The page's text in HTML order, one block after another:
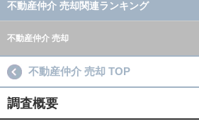
不動産仲介 売却関連ランキング
不動産仲介 売却
不動産仲介 売却 TOP
調査概要